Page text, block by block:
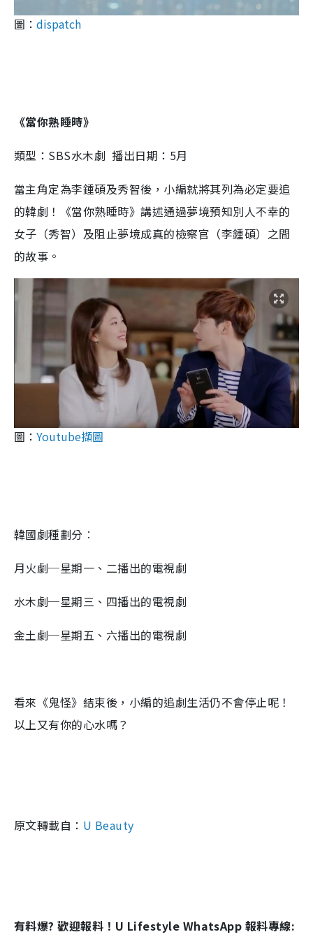
圖： dispatch
《當你熟睡時》
類型：SBS水木劇 播出日期：5月
當主角定為李鍾碩及秀智後，小編就將其列為必定要追
的韓劇！《當你熟睡時》講述通過夢境預知別人不幸的
女子（秀智）及阻止夢境成真的檢察官（李鍾碩）之間
的故事。
圖： Youtube擷圖
韓國劇種劃分︰
月火劇─星期一、二播出的電視劇
水木劇─星期三、四播出的電視劇
金土劇─星期五、六播出的電視劇
看來《鬼怪》結束後，小編的追劇生活仍不會停止呢！
以上又有你的心水嗎？
原文轉載自： U Beauty
有料爆? 歡迎報料！U Lifestyle WhatsApp 報料專線: